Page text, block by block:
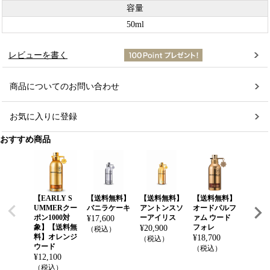
容量
50ml
レビューを書く
商品についてのお問い合わせ
お気に入りに登録
おすすめ商品
【EARLY S
UMMERクー
ポン1000対
象】【送料無
料】オレンジ
ウード
¥12,100
（税込）
【送料無料】
バニラケーキ
¥17,600
（税込）
【送料無料】
アントンスソ
ーアイリス
¥20,900
（税込）
【送料無料】
オードパルフ
ァム ウード
フォレ
¥18,700
（税込）
スタ
イト